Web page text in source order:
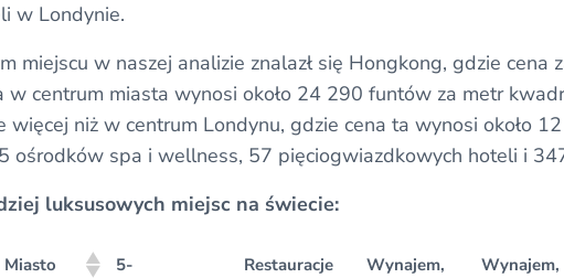
w Londynie.
miejscu w naszej analizie znalazł się Hongkong, gdzie cena
w centrum miasta wynosi około 24 290 funtów za metr
więcej niż w centrum Londynu, gdzie cena ta wynosi około
ośrodków spa i wellness, 57 pięciogwiazdkowych hoteli i
luksusowych miejsc na świecie:
Miasto
5-
Restauracje
Wynajem,
Wynajem,